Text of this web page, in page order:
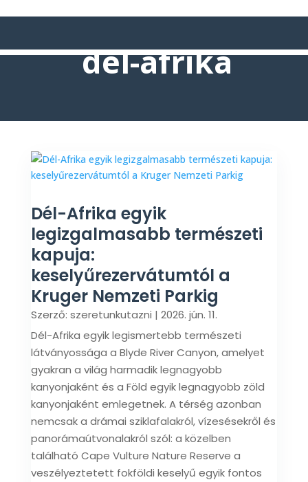
dél-afrika
Dél-Afrika egyik
legizgalmasabb természeti
kapuja:
keselyűrezervátumtól a
Kruger Nemzeti Parkig
Szerző: szeretunkutazni | 2026. jún. 11.
Dél-Afrika egyik legismertebb természeti
látványossága a Blyde River Canyon, amelyet
gyakran a világ harmadik legnagyobb
kanyonjaként és a Föld egyik legnagyobb zöld
kanyonjaként emlegetnek. A térség azonban
nemcsak a drámai sziklafalakról, vízesésekről és
panorámaútvonalakról szól: a közelben
található Cape Vulture Nature Reserve a
veszélyeztetett fokföldi keselyű egyik fontos